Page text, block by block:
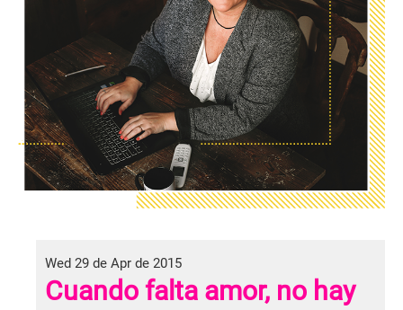
Wed 29 de Apr de 2015
Cuando falta amor, no hay